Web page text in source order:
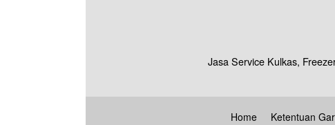
Jasa Service Kulkas,
Home Ketentuan